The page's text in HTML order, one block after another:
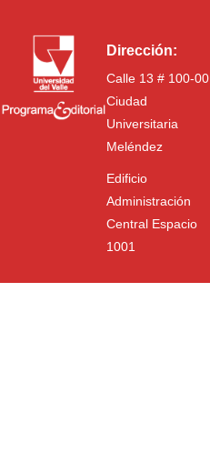
Dirección:
Calle 13 # 100-00
Ciudad
Universitaria
Meléndez
Edificio
Administración
Central Espacio
1001